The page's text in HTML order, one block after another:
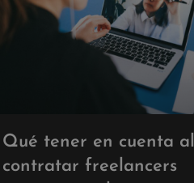
Qué tener en cuenta al
contratar freelancers